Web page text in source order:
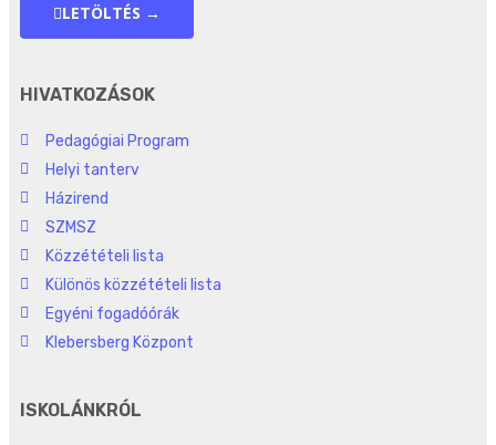
LETÖLTÉS →
HIVATKOZÁSOK
Pedagógiai Program
Helyi tanterv
Házirend
SZMSZ
Közzétételi lista
Különös közzétételi lista
Egyéni fogadóórák
Klebersberg Központ
ISKOLÁNKRÓL